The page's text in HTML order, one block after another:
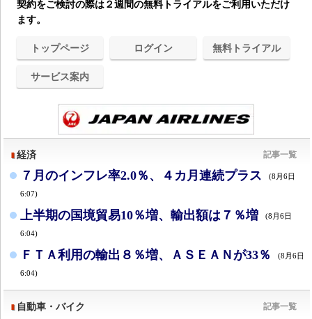
契約をご検討の際は２週間の無料トライアルをご利用いただけ
ます。
トップページ ログイン 無料トライアル
サービス案内
経済 記事一覧
７月のインフレ率2.0％、４カ月連続プラス (8月6日
6:07)
上半期の国境貿易10％増、輸出額は７％増 (8月6日
6:04)
ＦＴＡ利用の輸出８％増、ＡＳＥＡＮが33％ (8月6日
6:04)
自動車・バイク 記事一覧